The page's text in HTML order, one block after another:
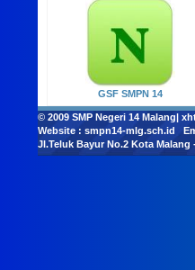
GSF SMPN 14
© 2009 SMP Negeri 14 Malang
Website : smpn14-mlg.sch.id
Jl.Teluk Bayur No.2 Kota Malang